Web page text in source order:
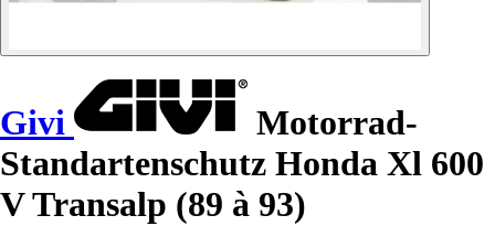
Givi
Motorrad-
Standartenschutz Honda Xl 600
V Transalp (89 à 93)